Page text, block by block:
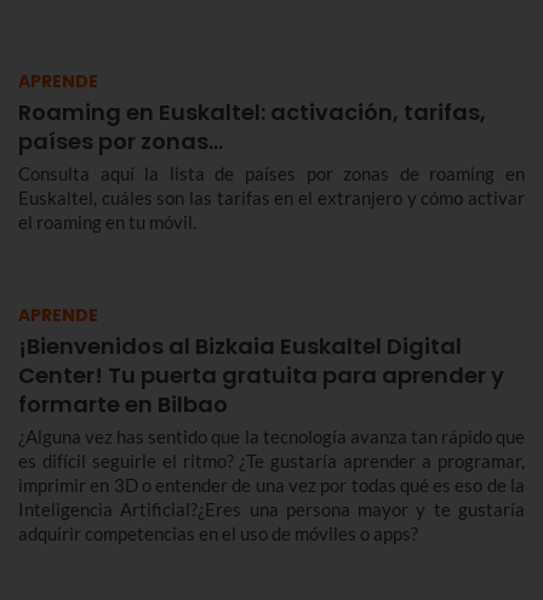
APRENDE
Roaming en Euskaltel: activación, tarifas,
países por zonas…
Consulta aquí la lista de países por zonas de roaming en
Euskaltel, cuáles son las tarifas en el extranjero y cómo activar
el roaming en tu móvil.
APRENDE
¡Bienvenidos al Bizkaia Euskaltel Digital
Center! Tu puerta gratuita para aprender y
formarte en Bilbao
¿Alguna vez has sentido que la tecnología avanza tan rápido que
es difícil seguirle el ritmo? ¿Te gustaría aprender a programar,
imprimir en 3D o entender de una vez por todas qué es eso de la
Inteligencia Artificial?¿Eres una persona mayor y te gustaría
adquirir competencias en el uso de móviles o apps?